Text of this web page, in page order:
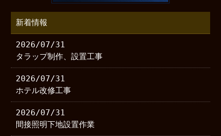
新着情報
2026/07/31
タラップ制作、設置工事
2026/07/31
ホテル改修工事
2026/07/31
間接照明下地設置作業